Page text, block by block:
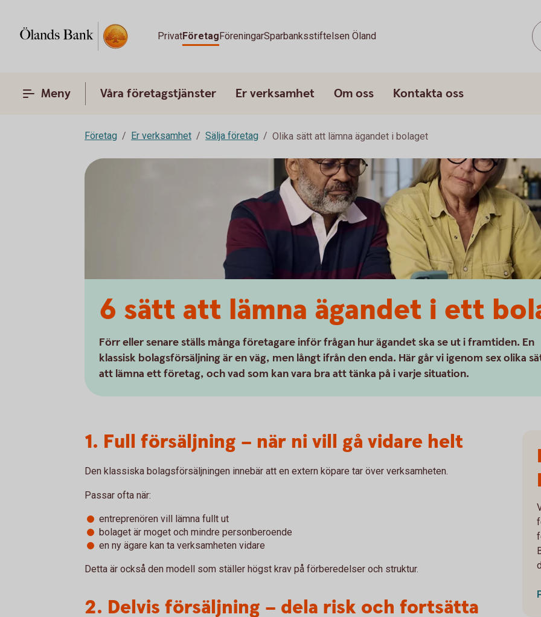
PrivatFöretagFöreningarSparbanksstiftelsen Öland
Meny Våra företagstjänster Er verksamhet Om oss Kontakta oss
Företag Er verksamhet Sälja företag Olika sätt att lämna ägandet i bolaget
6 sätt att lämna ägandet i ett
Förr eller senare ställs många företagare inför frågan hur ägandet ska se ut i framtiden. En
klassisk bolagsförsäljning är en väg, men långt ifrån den enda. Här går vi igenom sex olika
att lämna ett företag, och vad som kan vara bra att tänka på i varje situation.
1. Full försäljning – när ni vill gå vidare helt
Den klassiska bolagsförsäljningen innebär att en extern köpare tar över verksamheten.
Passar ofta när:
entreprenören vill lämna fullt ut
bolaget är moget och mindre personberoende
en ny ägare kan ta verksamheten vidare
Detta är också den modell som ställer högst krav på förberedelser och struktur.
2. Delvis försäljning – dela risk och fortsätta